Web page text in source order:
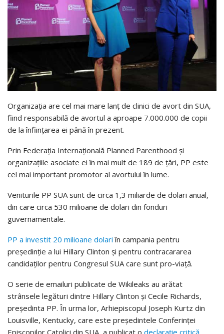
Organizația are cel mai mare lanț de clinici de avort din SUA,
fiind responsabilă de avortul a aproape 7.000.000 de copii
de la înființarea ei până în prezent.
Prin Federația Internațională Planned Parenthood și
organizațiile asociate ei în mai mult de 189 de țări, PP este
cel mai important promotor al avortului în lume.
Veniturile PP SUA sunt de circa 1,3 miliarde de dolari anual,
din care circa 530 milioane de dolari din fonduri
guvernamentale.
PP a investit 20 milioane dolari în campania pentru
președinție a lui Hillary Clinton și pentru contracararea
candidaților pentru Congresul SUA care sunt pro-viață.
O serie de emailuri publicate de Wikileaks au arătat
strânsele legături dintre Hillary Clinton și Cecile Richards,
președinta PP. În urma lor, Arhiepiscopul Joseph Kurtz din
Louisville, Kentucky, care este președintele Conferinței
Episcopilor Catolici din SUA, a publicat o declarație critică